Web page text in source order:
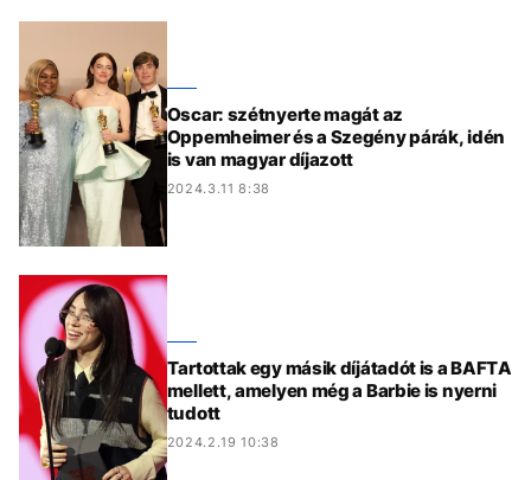
Oscar: szétnyerte magát az
Oppemheimer és a Szegény párák, idén
is van magyar díjazott
2024.3.11 8:38
Tartottak egy másik díjátadót is a BAFTA
mellett, amelyen még a Barbie is nyerni
tudott
2024.2.19 10:38